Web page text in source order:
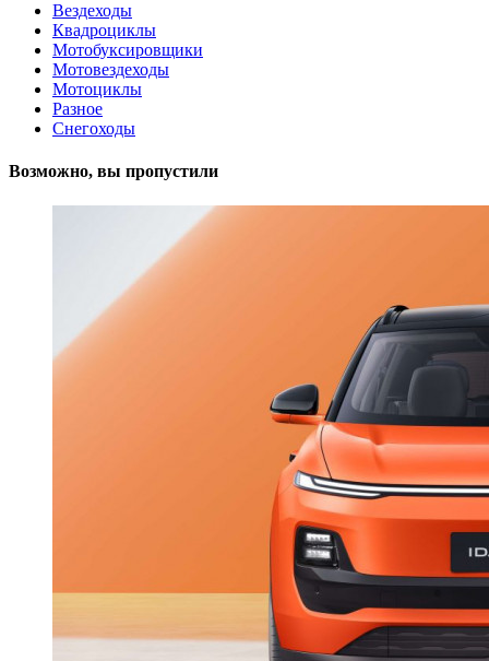
Вездеходы
Квадроциклы
Мотобуксировщики
Мотовездеходы
Мотоциклы
Разное
Снегоходы
Возможно, вы пропустили